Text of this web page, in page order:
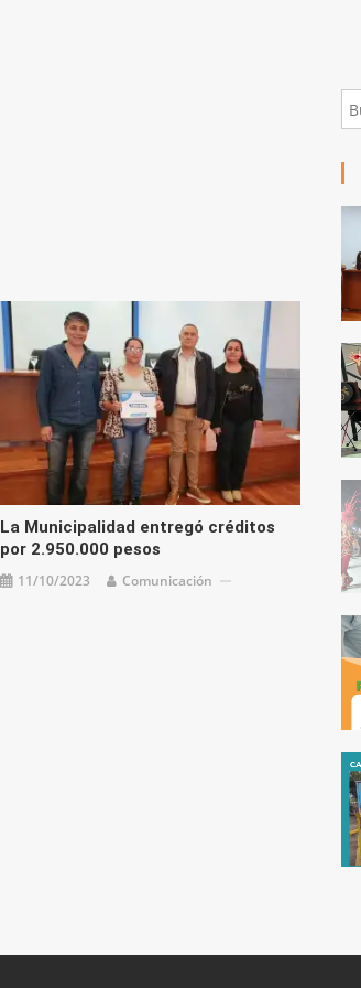
La Municipalidad entregó créditos
por 2.950.000 pesos
11/10/2023 Comunicación